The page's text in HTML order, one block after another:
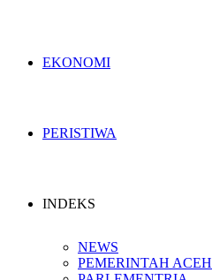
EKONOMI
PERISTIWA
INDEKS
NEWS
PEMERINTAH ACEH